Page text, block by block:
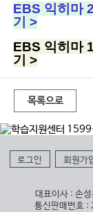
EBS 익히마
기 >
EBS 익히마
기 >
목록으로
로그인 회원가
대표이사 : 손
통신판매번호